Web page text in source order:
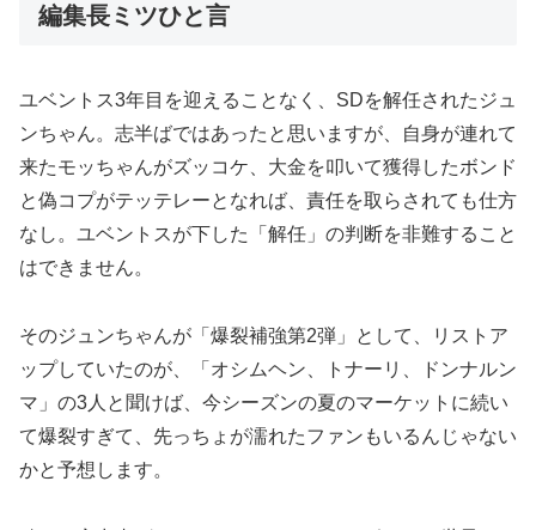
編集長ミツひと言
ユベントス3年目を迎えることなく、SDを解任されたジュ
ンちゃん。志半ばではあったと思いますが、自身が連れて
来たモッちゃんがズッコケ、大金を叩いて獲得したボンド
と偽コプがテッテレーとなれば、責任を取らされても仕方
なし。ユベントスが下した「解任」の判断を非難すること
はできません。
そのジュンちゃんが「爆裂補強第2弾」として、リストア
ップしていたのが、「オシムヘン、トナーリ、ドンナルン
マ」の3人と聞けば、今シーズンの夏のマーケットに続い
て爆裂すぎて、先っちょが濡れたファンもいるんじゃない
かと予想します。